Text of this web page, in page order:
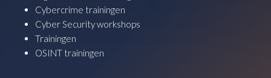
Cybercrime trainingen
Cyber Security workshops
Trainingen
OSINT trainingen